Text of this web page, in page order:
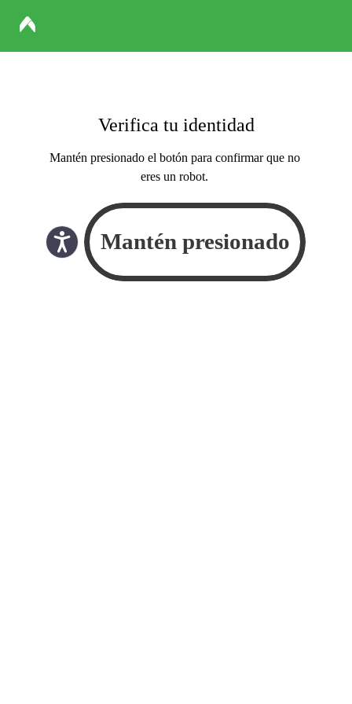
Verifica tu identidad
Mantén presionado el botón para confirmar que no
eres un robot.